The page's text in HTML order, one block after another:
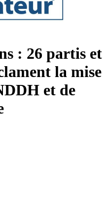
: 26 partis et
la mise
et de